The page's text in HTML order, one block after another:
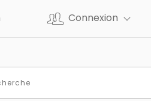
Connexion